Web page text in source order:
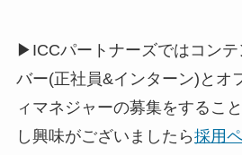
▶ICCパートナーズではコン
バー(正社員&インターン)とオ
ィマネジャーの募集をするこ
し興味がございましたら採用